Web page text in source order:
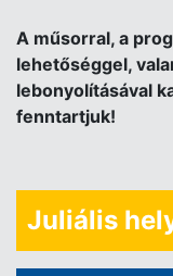
A műsorral, a
lehetőséggel,
lebonyolításával
fenntartjuk!
Juliális